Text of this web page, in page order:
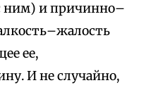
ним) и причинно–
ее,
И не случайно,